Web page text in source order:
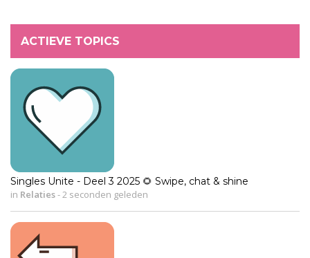
ACTIEVE TOPICS
Singles Unite - Deel 3 2025 🌻 Swipe, chat & shine
in Relaties- 2 seconden geleden